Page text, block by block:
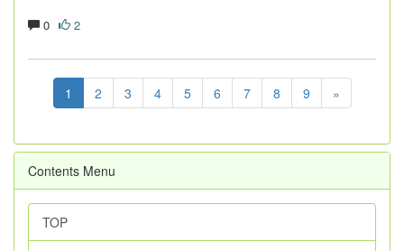
0 2
1 2 3 4 5 6 7 8 9 »
Contents Menu
TOP